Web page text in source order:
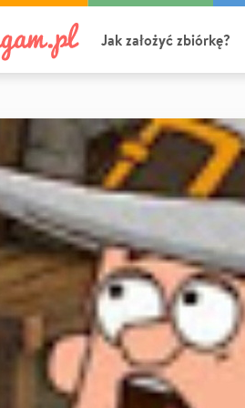
Jak założyć zbiórkę?